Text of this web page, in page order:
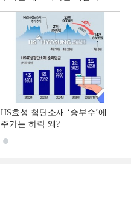
HS효성 첨단소재 ‘승부수’에
주가는 하락 왜?